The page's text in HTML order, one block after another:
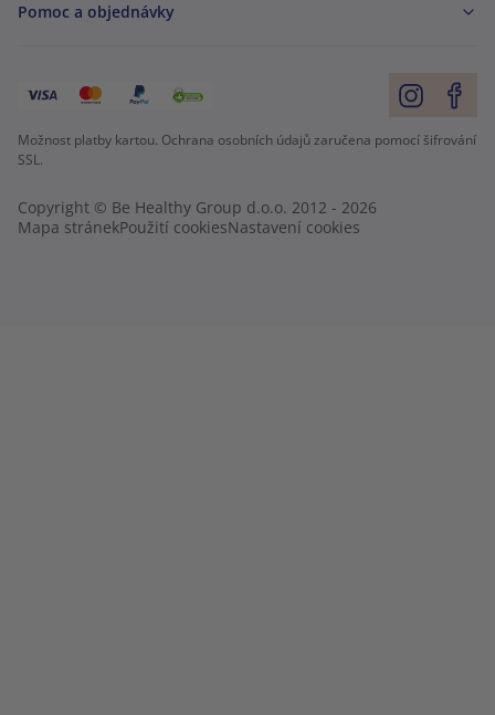
Pomoc a objednávky
Možnost platby kartou. Ochrana osobních údajů zaručena pomocí šifrování
SSL.
Copyright © Be Healthy Group d.o.o. 2012 - 2026
Mapa stránekPoužití cookiesNastavení cookies